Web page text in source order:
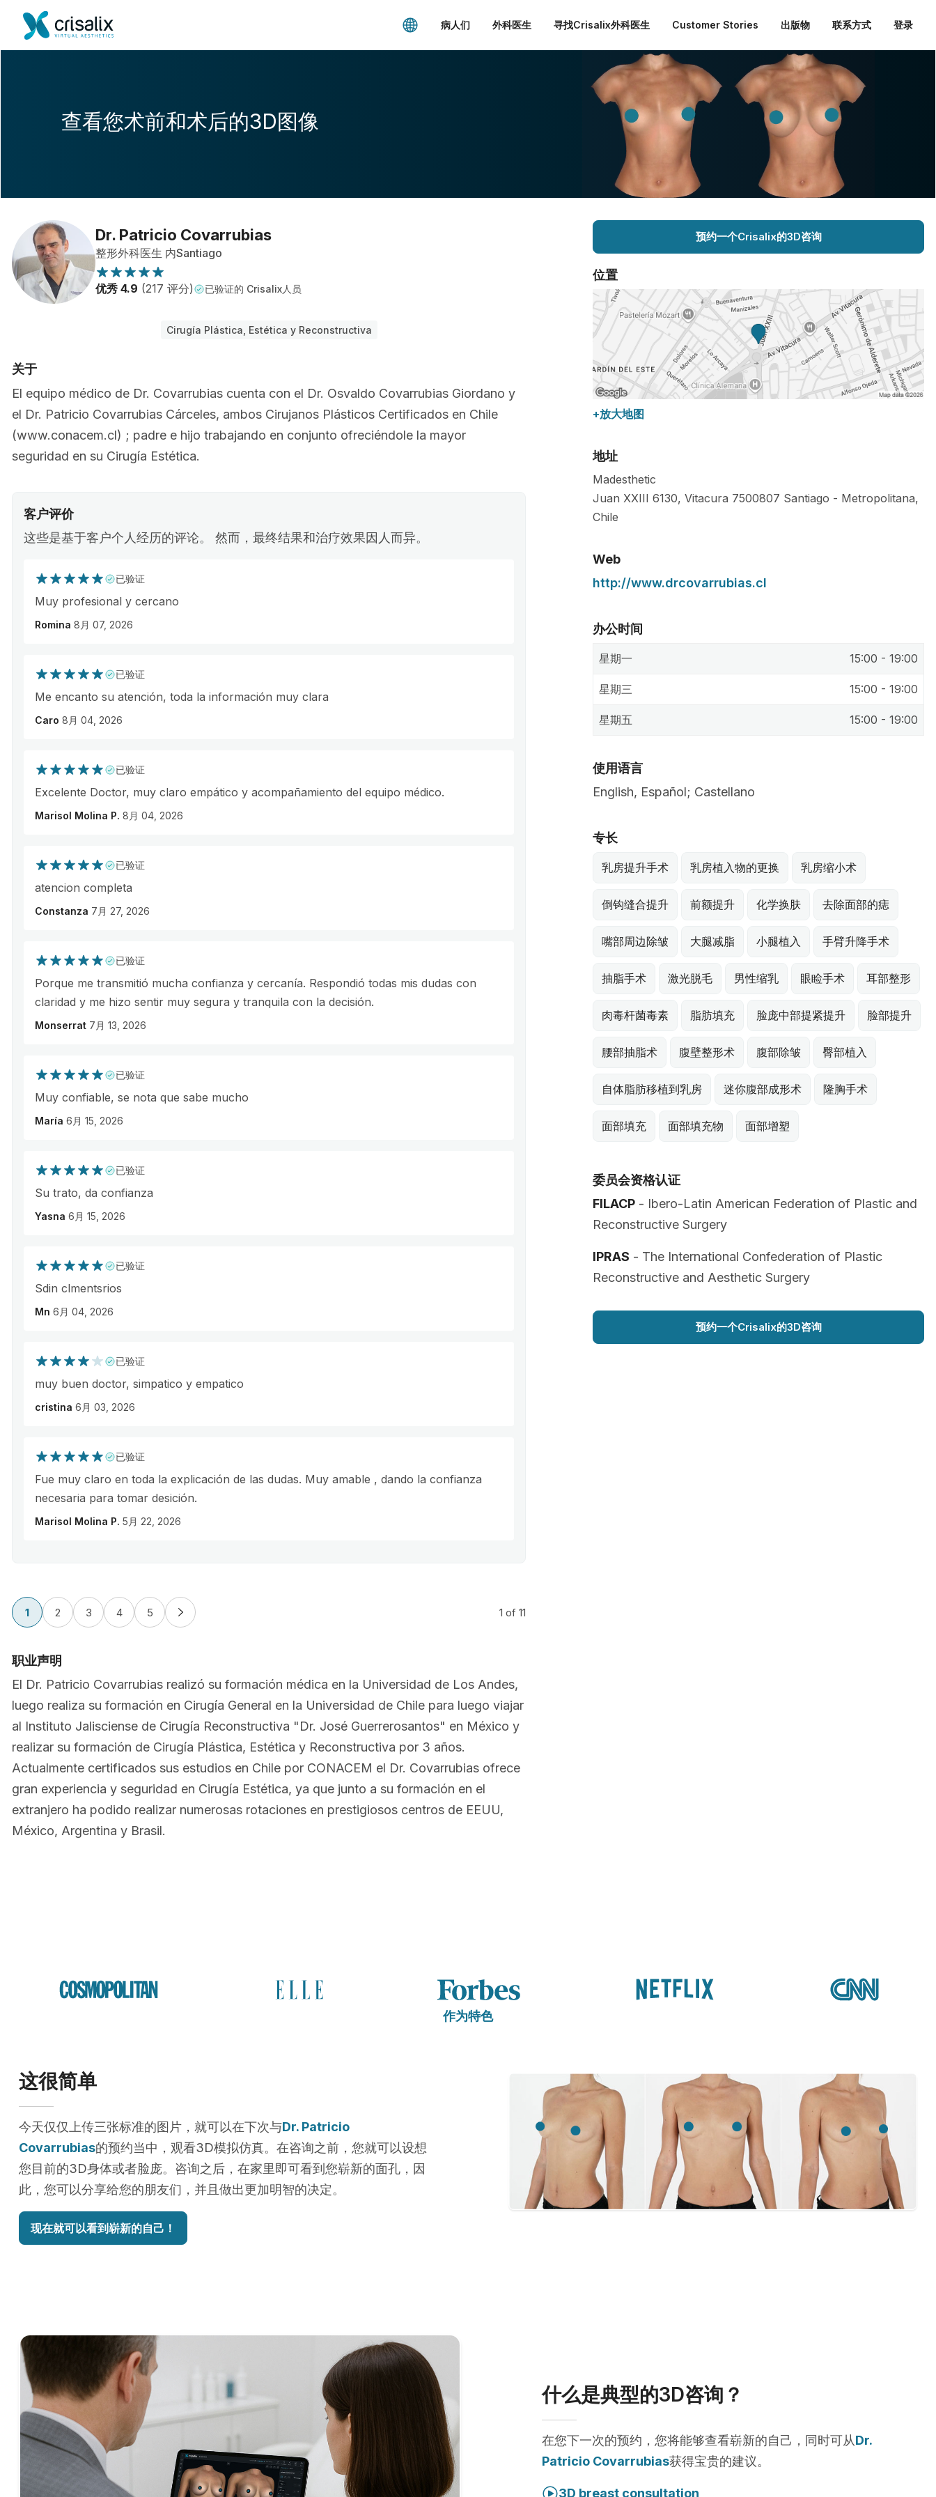
病人们 外科医生 寻找Crisalix外科医生 Customer Stories 出版物 联系方式 登录
查看您术前和术后的3D图像
Dr. Patricio Covarrubias
整形外科医生 内Santiago
优秀 4.9 (217 评分) 已验证的 Crisalix人员
Cirugía Plástica, Estética y Reconstructiva
关于
El equipo médico de Dr. Covarrubias cuenta con el Dr. Osvaldo Covarrubias Giordano y
el Dr. Patricio Covarrubias Cárceles, ambos Cirujanos Plásticos Certificados en Chile
(www.conacem.cl) ; padre e hijo trabajando en conjunto ofreciéndole la mayor
seguridad en su Cirugía Estética.
客户评价
这些是基于客户个人经历的评论。 然而，最终结果和治疗效果因人而异。
已验证
Muy profesional y cercano
Romina 8月 07, 2026
已验证
Me encanto su atención, toda la información muy clara
Caro 8月 04, 2026
已验证
Excelente Doctor, muy claro empático y acompañamiento del equipo médico.
Marisol Molina P. 8月 04, 2026
已验证
atencion completa
Constanza 7月 27, 2026
已验证
Porque me transmitió mucha confianza y cercanía. Respondió todas mis dudas con
claridad y me hizo sentir muy segura y tranquila con la decisión.
Monserrat 7月 13, 2026
已验证
Muy confiable, se nota que sabe mucho
María 6月 15, 2026
已验证
Su trato, da confianza
Yasna 6月 15, 2026
已验证
Sdin clmentsrios
Mn 6月 04, 2026
已验证
muy buen doctor, simpatico y empatico
cristina 6月 03, 2026
已验证
Fue muy claro en toda la explicación de las dudas. Muy amable , dando la confianza
necesaria para tomar desición.
Marisol Molina P. 5月 22, 2026
1 2 3 4 5 1 of 11
职业声明
El Dr. Patricio Covarrubias realizó su formación médica en la Universidad de Los Andes,
luego realiza su formación en Cirugía General en la Universidad de Chile para luego viajar
al Instituto Jalisciense de Cirugía Reconstructiva "Dr. José Guerrerosantos" en México y
realizar su formación de Cirugía Plástica, Estética y Reconstructiva por 3 años.
Actualmente certificados sus estudios en Chile por CONACEM el Dr. Covarrubias ofrece
gran experiencia y seguridad en Cirugía Estética, ya que junto a su formación en el
extranjero ha podido realizar numerosas rotaciones en prestigiosos centros de EEUU,
México, Argentina y Brasil.
预约一个Crisalix的3D咨询
位置
+放大地图
地址
Madesthetic
Juan XXIII 6130, Vitacura 7500807 Santiago - Metropolitana,
Chile
Web
http://www.drcovarrubias.cl
办公时间
星期一 15:00 - 19:00
星期三 15:00 - 19:00
星期五 15:00 - 19:00
使用语言
English, Español; Castellano
专长
乳房提升手术 乳房植入物的更换 乳房缩小术
倒钩缝合提升 前额提升 化学换肤 去除面部的痣
嘴部周边除皱 大腿减脂 小腿植入 手臂升降手术
抽脂手术 激光脱毛 男性缩乳 眼睑手术 耳部整形
肉毒杆菌毒素 脂肪填充 脸庞中部提紧提升 脸部提升
腰部抽脂术 腹壁整形术 腹部除皱 臀部植入
自体脂肪移植到乳房 迷你腹部成形术 隆胸手术
面部填充 面部填充物 面部增塑
委员会资格认证
FILACP - Ibero-Latin American Federation of Plastic and
Reconstructive Surgery
IPRAS - The International Confederation of Plastic
Reconstructive and Aesthetic Surgery
预约一个Crisalix的3D咨询
作为特色
这很简单
今天仅仅上传三张标准的图片，就可以在下次与Dr. Patricio
Covarrubias的预约当中，观看3D模拟仿真。在咨询之前，您就可以设想
您目前的3D身体或者脸庞。咨询之后，在家里即可看到您崭新的面孔，因
此，您可以分享给您的朋友们，并且做出更加明智的决定。
现在就可以看到崭新的自己！
什么是典型的3D咨询？
在您下一次的预约，您将能够查看崭新的自己，同时可从Dr.
Patricio Covarrubias获得宝贵的建议。
3D breast consultation